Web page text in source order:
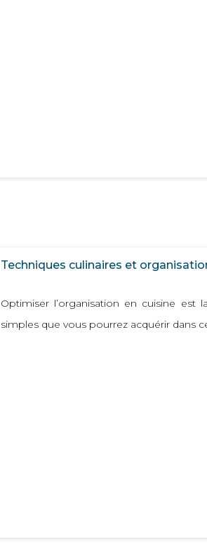
Techniques culinaires et
Optimiser l’organisation en cuisine est
simples que vous pourrez acquérir dans